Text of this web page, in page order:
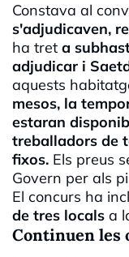
Constava al
s'adjudicaven,
ha tret a
adjudicar i
aquests
mesos, la
estaran
treballadors de
fixos. Els preus
Govern per als
El concurs ha
de tres locals a
Continuen les